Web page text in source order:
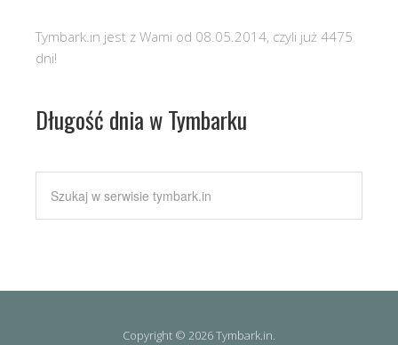
Tymbark.in jest z Wami od 08.05.2014, czyli już 4475
dni!
Długość dnia w Tymbarku
Copyright © 2026 Tymbark.in.